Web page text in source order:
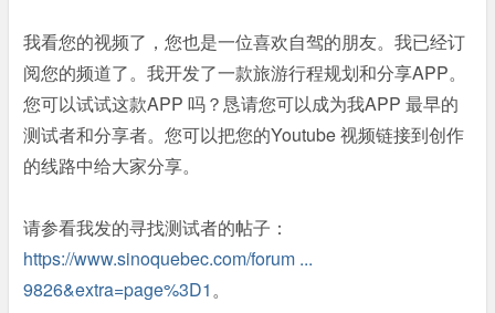
我看您的视频了，您也是一位喜欢自驾的朋友。我已经订
阅您的频道了。我开发了一款旅游行程规划和分享APP。
您可以试试这款APP 吗？恳请您可以成为我APP 最早的
测试者和分享者。您可以把您的Youtube 视频链接到创作
的线路中给大家分享。
请参看我发的寻找测试者的帖子：
https://www.sinoquebec.com/forum ...
9826&extra=page%3D1。